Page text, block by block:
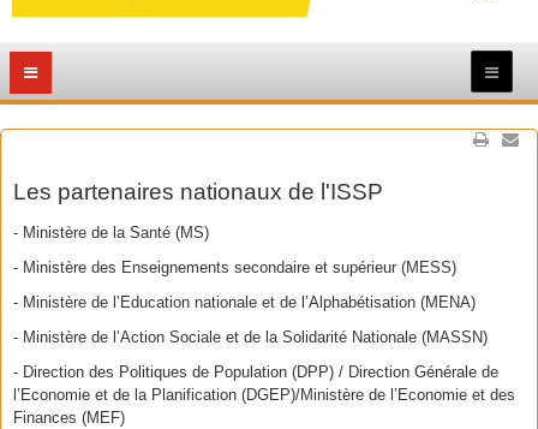
Les partenaires nationaux de l'ISSP
- Ministère de la Santé (MS)
- Ministère des Enseignements secondaire et supérieur (MESS)
- Ministère de l’Education nationale et de l’Alphabétisation (MENA)
- Ministère de l’Action Sociale et de la Solidarité Nationale (MASSN)
- Direction des Politiques de Population (DPP) / Direction Générale de
l’Economie et de la Planification (DGEP)/Ministère de l’Economie et des
Finances (MEF)